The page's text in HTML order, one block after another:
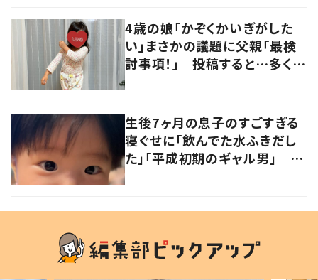
の声
4歳の娘「かぞくかいぎがした
い」まさかの議題に父親「最検
討事項！」 投稿すると…多くの
生後7ヶ月の息子のすごすぎる
寝ぐせに「飲んでた水ふきだし
た」「平成初期のギャル男」 実